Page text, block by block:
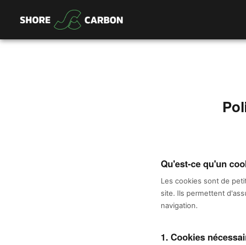
Qu'est-ce qu'un
Les cookies sont de
site. Ils permettent
navigation.
1. Cookies